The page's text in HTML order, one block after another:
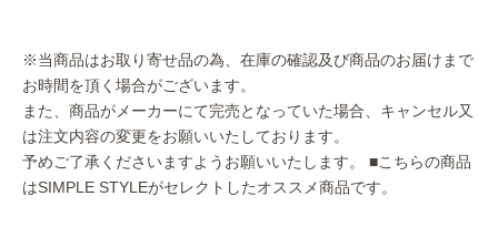
※当商品はお取り寄せ品の為、在庫の確認及び商品のお届けまで
お時間を頂く場合がございます。
また、商品がメーカーにて完売となっていた場合、キャンセル又
は注文内容の変更をお願いいたしております。
予めご了承くださいますようお願いいたします。 ■こちらの商品
はSIMPLE STYLEがセレクトしたオススメ商品です。